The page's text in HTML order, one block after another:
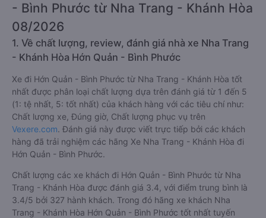
- Bình Phước từ Nha Trang - Khánh Hòa
08/2026
1. Về chất lượng, review, đánh giá nhà xe Nha Trang
- Khánh Hòa Hớn Quản - Bình Phước
Xe đi Hớn Quản - Bình Phước từ Nha Trang - Khánh Hòa tốt
nhất được phân loại chất lượng dựa trên đánh giá từ 1 đến 5
(1: tệ nhất, 5: tốt nhất) của khách hàng với các tiêu chí như:
Chất lượng xe, Đúng giờ, Chất lượng phục vụ trên
Vexere.com. Đánh giá này được viết trực tiếp bởi các khách
hàng đã trải nghiệm các hãng Xe Nha Trang - Khánh Hòa đi
Hớn Quản - Bình Phước.
Chất lượng các xe khách đi Hớn Quản - Bình Phước từ Nha
Trang - Khánh Hòa được đánh giá 3.4, với điểm trung bình là
3.4/5 bởi 327 hành khách. Trong đó hãng xe khách Nha
Trang - Khánh Hòa Hớn Quản - Bình Phước tốt nhất tuyến